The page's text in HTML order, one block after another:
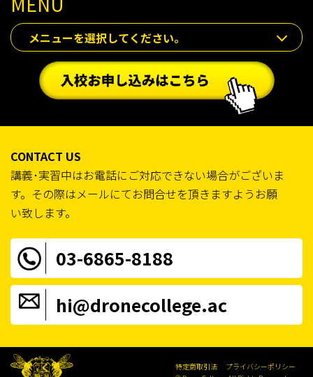
メニューを選択してください。
CONTACT US
講義･実習中はお電話にご対応できない場合がございま
す。その際はメールにてお問合せを頂きますようお願
い致します。
03-6865-8188
hi@dronecollege.ac
特定商取引法
プライバシーポリシー